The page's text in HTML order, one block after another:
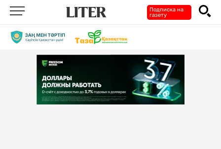
Подписка на
газету